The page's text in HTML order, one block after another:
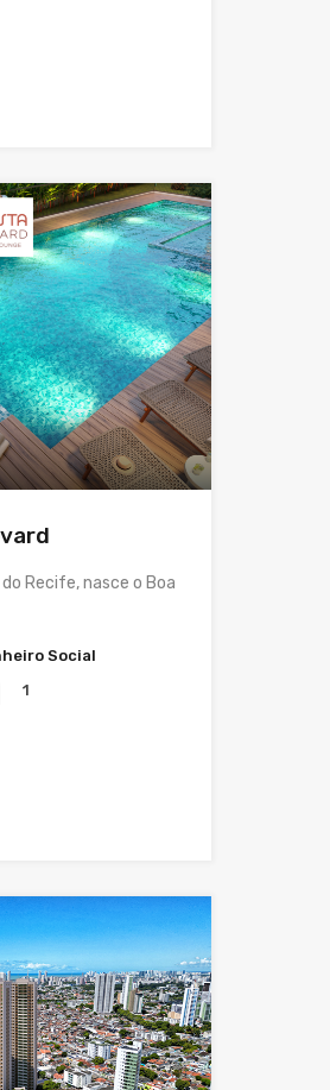
Recife, nasce o Boa
Social
1